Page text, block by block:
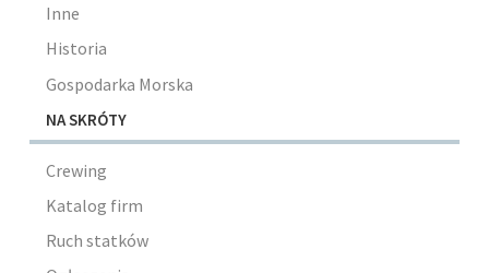
Inne
Historia
Gospodarka Morska
NA SKRÓTY
Crewing
Katalog firm
Ruch statków